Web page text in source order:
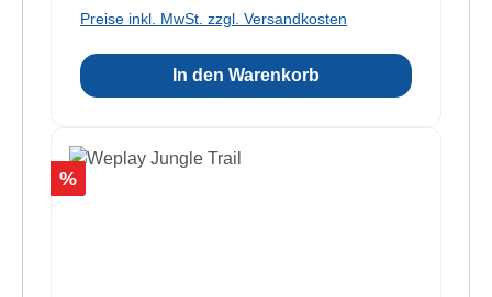
Preise inkl. MwSt. zzgl. Versandkosten
In den Warenkorb
Rabatt
%